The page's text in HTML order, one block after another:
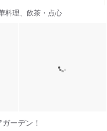
料理、飲茶・点心
ーデン！